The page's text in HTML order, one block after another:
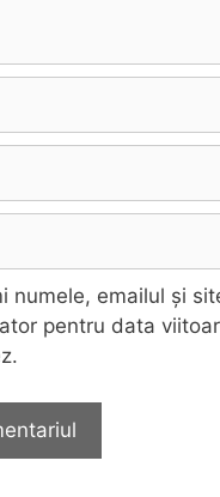
numele, emailul și
pentru data